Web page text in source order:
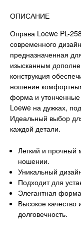
ОПИСАНИЕ
Оправа Loewe PL-
современного
предназначенная
изысканным
конструкция
ношение
форма и утонченные
Loewe на дужках,
Идеальный выбор
каждой детали.
Легкий и прочный
ношении.
Уникальный
Подходит для
Элегантная
Высокое качество
долговечность.